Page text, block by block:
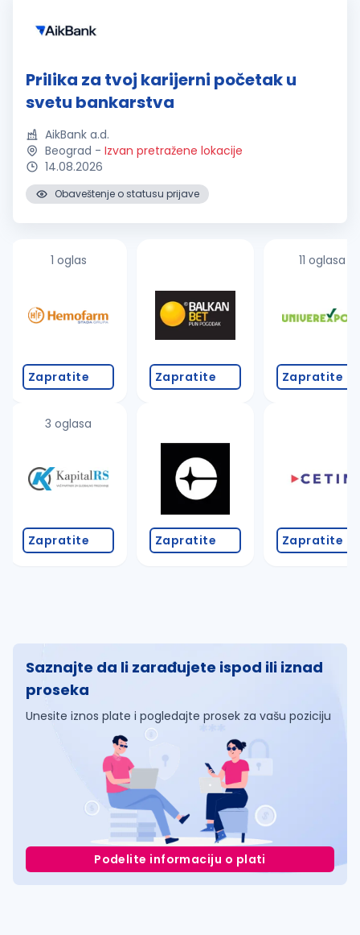
Prilika za tvoj karijerni početak u
svetu bankarstva
AikBank a.d.
Beograd - Izvan pretražene lokacije
14.08.2026
Obaveštenje o statusu prijave
1 oglas
Zapratite
3 oglasa
Zapratite
Zapratite
Zapratite
11 oglasa
Zapratite
Zapratite
Saznajte da li zarađujete ispod ili iznad
proseka
Unesite iznos plate i pogledajte prosek za vašu poziciju
Podelite informaciju o plati